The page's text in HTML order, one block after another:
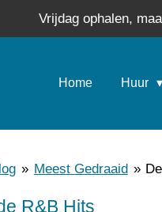
Vrijdag ophalen,
Home Huur
» Meest Gedraaid »
R&B Hits